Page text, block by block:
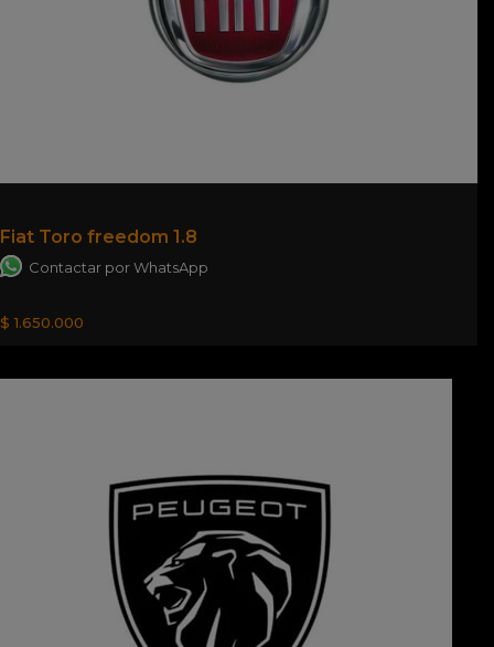
Fiat Toro freedom 1.8
Contactar por WhatsApp
$ 1.650.000